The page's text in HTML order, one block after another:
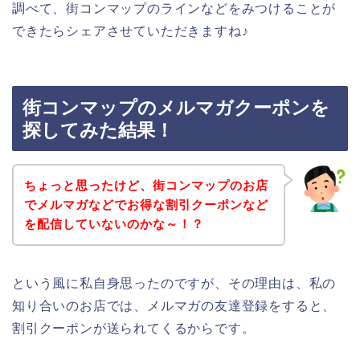
調べて、街コンマップのラインなどをみつけることが
できたらシェアさせていただきますね♪
街コンマップのメルマガクーポンを
探してみた結果！
ちょっと思ったけど、街コンマップのお店
でメルマガなどでお得な割引クーポンなど
を配信していないのかな～！？
という風に私自身思ったのですが、その理由は、私の
知り合いのお店では、メルマガの友達登録をすると、
割引クーポンが送られてくるからです。